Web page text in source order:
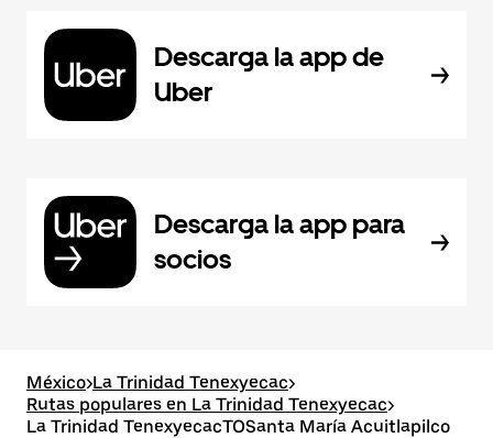
Descarga la app de
Uber
Descarga la app para
socios
México>La Trinidad Tenexyecac>
Rutas populares en La Trinidad Tenexyecac>
La Trinidad TenexyecacTOSanta María Acuitlapilco